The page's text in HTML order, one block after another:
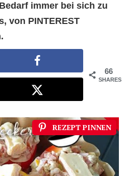
immer bei sich zu
von PINTEREST
66
SHARES
REZEPT PINNEN